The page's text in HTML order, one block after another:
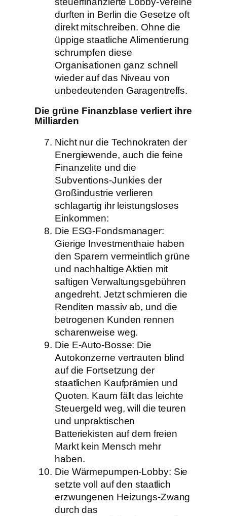
durften in Berlin die Gesetze oft
direkt mitschreiben. Ohne die
üppige staatliche Alimentierung
schrumpfen diese
Organisationen ganz schnell
wieder auf das Niveau von
unbedeutenden Garagentreffs.
Die grüne Finanzblase verliert ihre
Milliarden
Nicht nur die Technokraten der
Energiewende, auch die feine
Finanzelite und die
Subventions-Junkies der
Großindustrie verlieren
schlagartig ihr leistungsloses
Einkommen:
Die ESG-Fondsmanager:
Gierige Investmenthaie haben
den Sparern vermeintlich grüne
und nachhaltige Aktien mit
saftigen Verwaltungsgebühren
angedreht. Jetzt schmieren die
Renditen massiv ab, und die
betrogenen Kunden rennen
scharenweise weg.
Die E-Auto-Bosse: Die
Autokonzerne vertrauten blind
auf die Fortsetzung der
staatlichen Kaufprämien und
Quoten. Kaum fällt das leichte
Steuergeld weg, will die teuren
und unpraktischen
Batteriekisten auf dem freien
Markt kein Mensch mehr
haben.
Die Wärmepumpen-Lobby: Sie
setzte voll auf den staatlich
erzwungenen Heizungs-Zwang
durch das